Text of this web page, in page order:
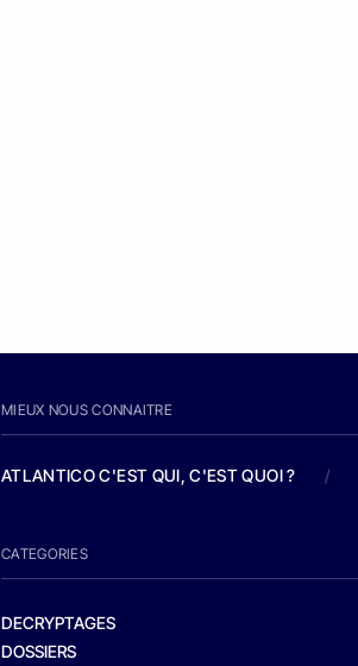
MIEUX NOUS CONNAITRE
ATLANTICO C'EST QUI, C'EST QUOI ? /
CATEGORIES
DECRYPTAGES
DOSSIERS